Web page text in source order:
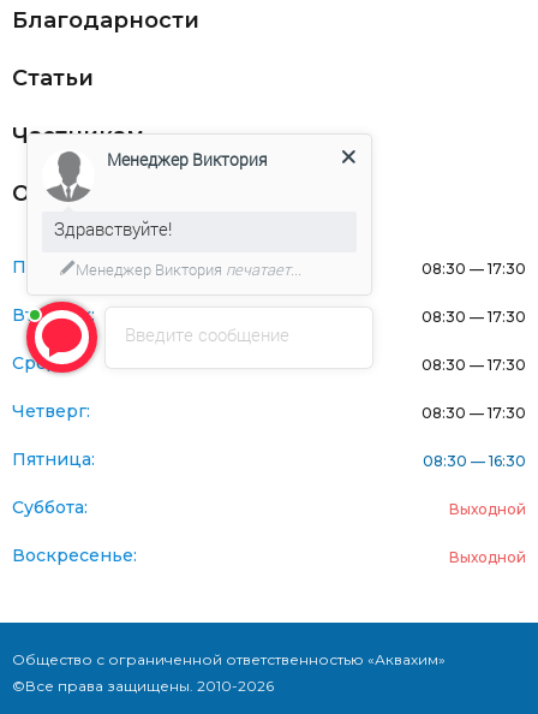
Благодарности
Статьи
Частникам
Оферта
Понедельник: 08:30 — 17:30
Вторник: 08:30 — 17:30
Среда: 08:30 — 17:30
Четверг: 08:30 — 17:30
Пятница: 08:30 — 16:30
Суббота: Выходной
Воскресенье: Выходной
Общество с ограниченной ответственностью «Аквахим»
©Все права защищены. 2010-2026
Введите сообщение
Менеджер Виктория
Здравствуйте!
Менеджер Виктория печатает...